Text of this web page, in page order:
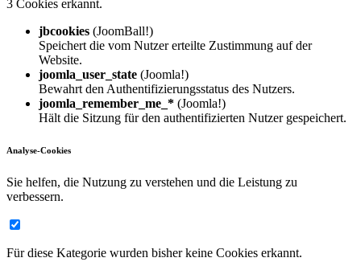
3 Cookies erkannt.
jbcookies (JoomBall!)
Speichert die vom Nutzer erteilte Zustimmung auf der
Website.
joomla_user_state (Joomla!)
Bewahrt den Authentifizierungsstatus des Nutzers.
joomla_remember_me_* (Joomla!)
Hält die Sitzung für den authentifizierten Nutzer gespeichert.
Analyse-Cookies
Sie helfen, die Nutzung zu verstehen und die Leistung zu
verbessern.
Für diese Kategorie wurden bisher keine Cookies erkannt.